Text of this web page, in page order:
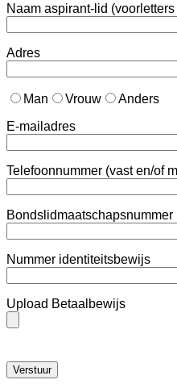
Naam aspirant-lid
Adres
Man Vrouw
Anders
E-mailadres
Telefoonnummer (vast en/of
Bondslidmaatschapsnummer
Nummer identiteitsbewijs
Upload Betaalbewijs